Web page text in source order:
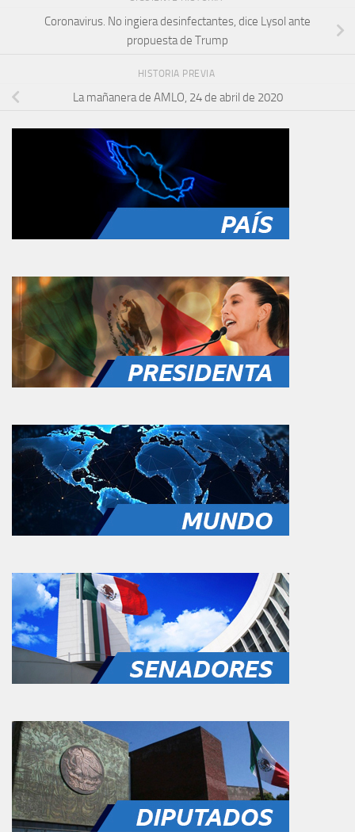
Coronavirus. No ingiera desinfectantes, dice Lysol ante
propuesta de Trump
HISTORIA PREVIA
La mañanera de AMLO, 24 de abril de 2020